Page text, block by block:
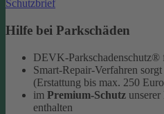
Schutzbrief
Hilfe bei Parkschäden
DEVK-Parkschadenschutz®
Smart-Repair-Verfahren
(Erstattung bis max. 250
im Premium-Schutz
enthalten